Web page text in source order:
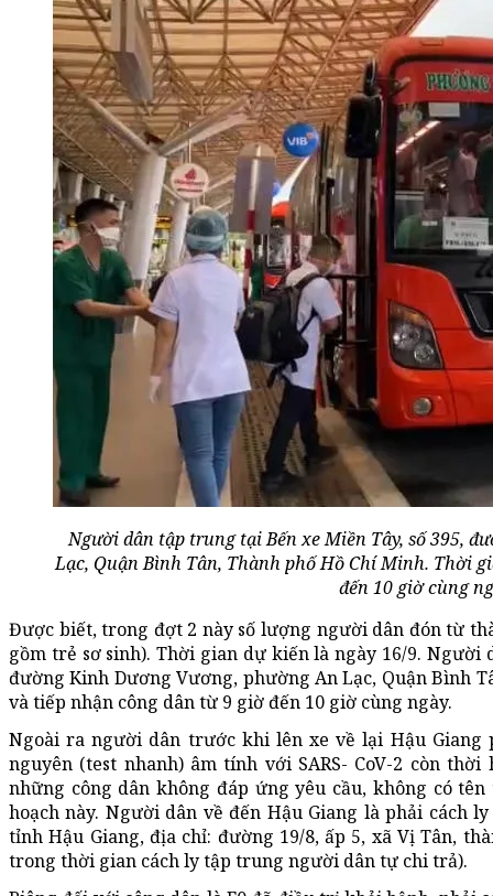
Người dân tập trung tại Bến xe Miền Tây, số 395,
Lạc, Quận Bình Tân, Thành phố Hồ Chí Minh. Thời
đến 10 giờ cùng
Được biết, trong đợt 2 này số lượng người dân đón từ
gồm trẻ sơ sinh). Thời gian dự kiến là ngày 16/9. Người
đường Kinh Dương Vương, phường An Lạc, Quận Bình
và tiếp nhận công dân từ 9 giờ đến 10 giờ cùng ngày.
Ngoài ra người dân trước khi lên xe về lại Hậu Giang
nguyên (test nhanh) âm tính với SARS- CoV-2 còn
những công dân không đáp ứng yêu cầu, không có
hoạch này. Người dân về đến Hậu Giang là phải cách
tỉnh Hậu Giang, địa chỉ: đường 19/8, ấp 5, xã Vị Tân,
trong thời gian cách ly tập trung người dân tự chi trả).